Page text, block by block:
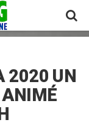
2020 UN
ANIMÉ